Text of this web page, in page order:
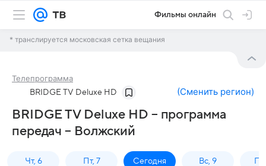
Фильмы онлайн
* транслируется московская сетка вещания
Телепрограмма
BRIDGE TV Deluxe HD (Сменить регион)
BRIDGE TV Deluxe HD – программа
передач – Волжский
Чт, 6 Пт, 7 Сегодня Вс, 9